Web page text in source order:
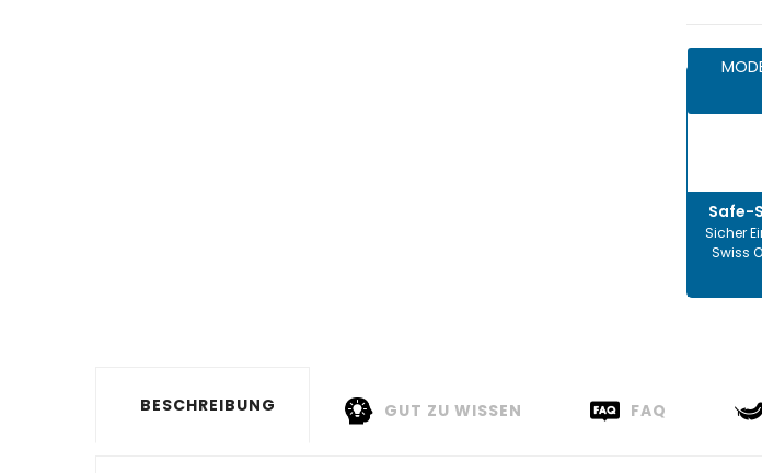
Safe-
Sicher
Swiss
BESCHREIBUNG GUT ZU WISSEN FAQ